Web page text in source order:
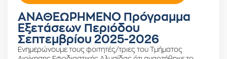
ΑΝΑΘΕΩΡΗΜΕΝΟ Πρόγραμμα
Εξετάσεων Περιόδου
Σεπτεμβρίου 2025-2026
Ενημερώνουμε τους φοιτητές/τριες του Τμήματος